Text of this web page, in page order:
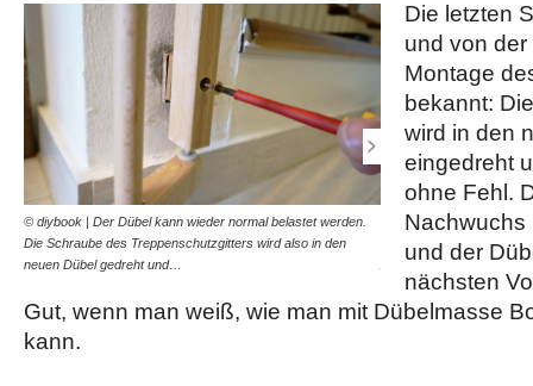
© diybook | Der Dübel kann wieder normal belastet werden.
Die Schraube des Treppenschutzgitters wird also in den
neuen Dübel gedreht und…
© diybook | Alles
Dübelmasse kleinere
Aufgabe. Allerdings ist…
Die letzten
und von
Montage
bekannt:
wird in den
eingedreht
ohne Fehl.
Nachwuchs
und der
nächsten
Gut, wenn man weiß, wie man mit Dübelmasse
kann.